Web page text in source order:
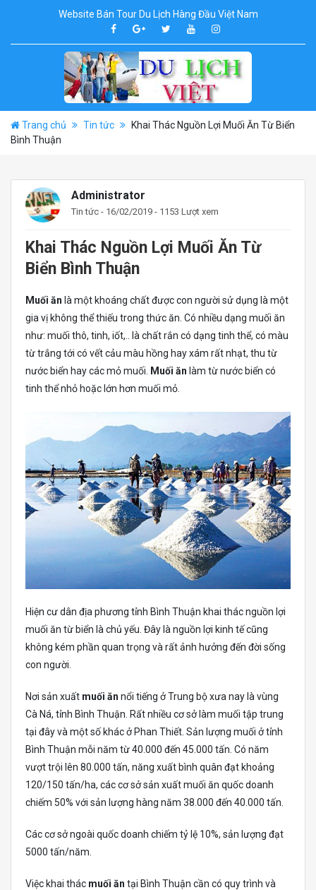
Website Bán Tour Du Lịch Hàng Đầu Việt Nam
Trang chủ Tin tức
Khai Thác Nguồn Lợi Muối Ăn Từ Biển
Bình Thuận
Administrator
Tin tức - 16/02/2019 - 1153 Lượt xem
Khai Thác Nguồn Lợi Muối Ăn Từ
Biển Bình Thuận
Muối ăn là một khoáng chất được con người sử dụng là một
gia vị không thể thiếu trong thức ăn. Có nhiều dạng muối ăn
như: muối thô, tinh, iốt,.. là chất rắn có dạng tinh thể, có màu
từ trắng tới có vết cảu màu hồng hay xám rất nhạt, thu từ
nước biển hay các mỏ muối.
Muối ăn làm từ nước biển có
tinh thể nhỏ hoặc lớn hơn muối mỏ.
Hiện cư dân địa phương tỉnh Bình Thuận khai thác nguồn lợi
muối ăn từ biển là chủ yếu. Đây là nguồn lợi kinh tế cũng
không kém phần quan trọng và rất ảnh hưởng đến đời sống
con người.
Nơi sản xuất muối ăn nổi tiếng ở Trung bộ xưa nay là vùng
Cà Ná, tỉnh Bình Thuận. Rất nhiều cơ sở làm muối tập trung
tại đây và một số khác ở Phan Thiết. Sản lượng muối ở tỉnh
Bình Thuận mỗi năm từ 40.000 đến 45.000 tấn. Có năm
vượt trội lên 80.000 tấn, năng xuất bình quân đạt khoảng
120/150 tấn/ha, các cơ sở sản xuất muối ăn quốc doanh
chiếm 50% với sản lượng hàng năm 38.000 đến 40.000 tấn.
Các cơ sở ngoài quốc doanh chiếm tỷ lệ 10%, sản lượng đạt
5000 tấn/năm.
Việc khai thác muối ăn tại Bình Thuận cần có quy trình và